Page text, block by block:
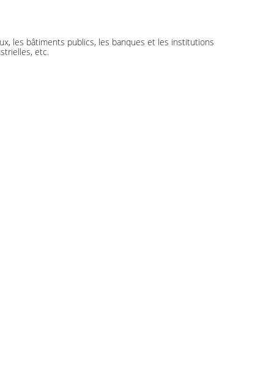
les bâtiments publics, les banques et les institutions
etc.